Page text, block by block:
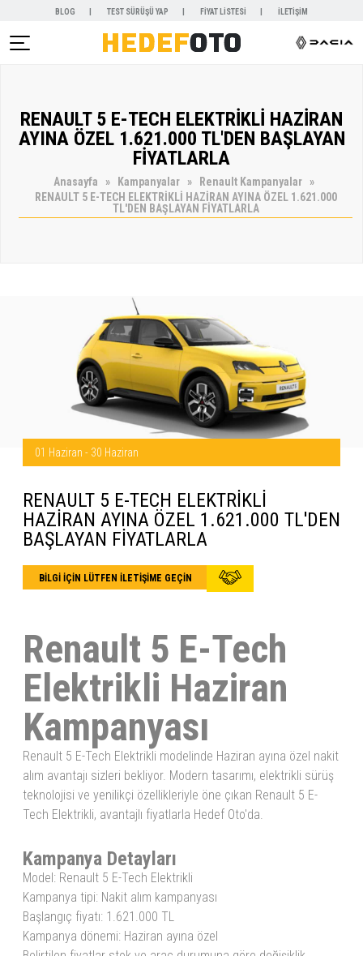
)
BLOG TEST SÜRÜŞÜ YAP FİYAT LİSTESİ İLETİŞİM
RENAULT 5 E-TECH ELEKTRİKLİ HAZİRAN
AYINA ÖZEL 1.621.000 TL'DEN BAŞLAYAN
FİYATLARLA
Anasayfa Kampanyalar
Renault Kampanyalar
RENAULT 5 E-TECH ELEKTRİKLİ HAZİRAN AYINA ÖZEL 1.621.000
TL'DEN BAŞLAYAN FİYATLARLA
01 Haziran - 30 Haziran
RENAULT 5 E-TECH ELEKTRİKLİ
HAZİRAN AYINA ÖZEL 1.621.000 TL'DEN
BAŞLAYAN FİYATLARLA
BİLGİ İÇİN LÜTFEN İLETİŞİME GEÇİN
Renault 5 E-Tech
Elektrikli Haziran
Kampanyası
Renault 5 E-Tech Elektrikli modelinde Haziran ayına özel nakit
alım avantajı sizleri bekliyor. Modern tasarımı, elektrikli sürüş
teknolojisi ve yenilikçi özellikleriyle öne çıkan Renault 5 E-
Tech Elektrikli, avantajlı fiyatlarla Hedef Oto'da.
Kampanya Detayları
Model: Renault 5 E-Tech Elektrikli
Kampanya tipi: Nakit alım kampanyası
Başlangıç fiyatı: 1.621.000 TL
Kampanya dönemi: Haziran ayına özel